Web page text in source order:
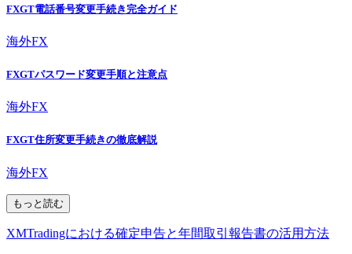
FXGT電話番号変更手続き完全ガイド
海外FX
FXGTパスワード変更手順と注意点
海外FX
FXGT住所変更手続きの徹底解説
海外FX
もっと読む
XMTradingにおける確定申告と年間取引報告書の活用方法